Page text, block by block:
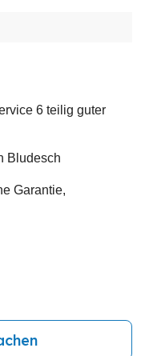
6 teilig guter
Bludesch
Garantie,